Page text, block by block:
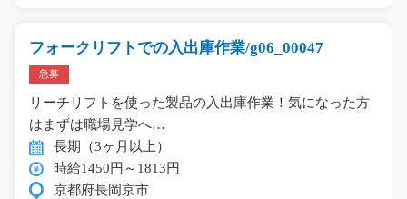
フォークリフトでの入出庫作業/g06_00047
急募
リーチリフトを使った製品の入出庫作業！気になった方
はまずは職場見学へ…
長期（3ヶ月以上）
時給1450円～1813円
京都府長岡京市